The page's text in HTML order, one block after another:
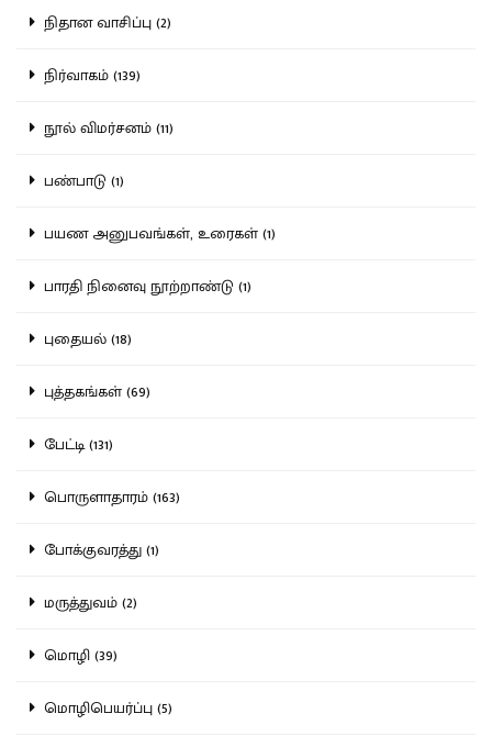
நிதான வாசிப்பு (2)
நிர்வாகம் (139)
நூல் விமர்சனம் (11)
பண்பாடு (1)
பயண அனுபவங்கள், உரைகள் (1)
பாரதி நினைவு நூற்றாண்டு (1)
புதையல் (18)
புத்தகங்கள் (69)
பேட்டி (131)
பொருளாதாரம் (163)
போக்குவரத்து (1)
மருத்துவம் (2)
மொழி (39)
மொழிபெயர்ப்பு (5)